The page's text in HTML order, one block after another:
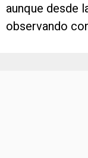
aunque desde
observando